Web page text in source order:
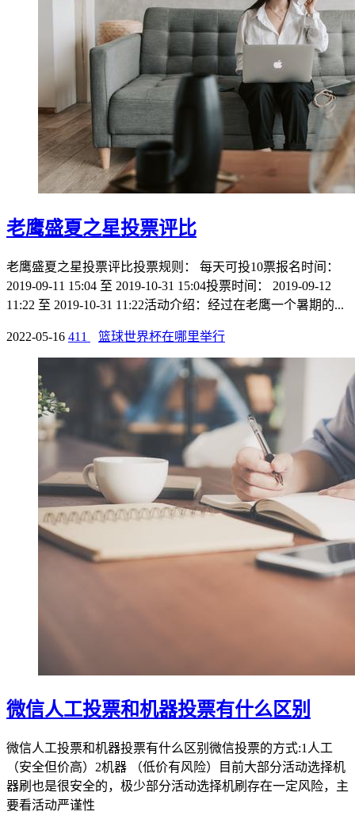
老鹰盛夏之星投票评比
老鹰盛夏之星投票评比投票规则： 每天可投10票报名时间：
2019-09-11 15:04 至 2019-10-31 15:04投票时间： 2019-09-12
11:22 至 2019-10-31 11:22活动介绍：经过在老鹰一个暑期的...
2022-05-16 411 篮球世界杯在哪里举行
微信人工投票和机器投票有什么区别
微信人工投票和机器投票有什么区别微信投票的方式:1人工
（安全但价高）2机器 （低价有风险）目前大部分活动选择机
器刷也是很安全的，极少部分活动选择机刷存在一定风险，主
要看活动严谨性